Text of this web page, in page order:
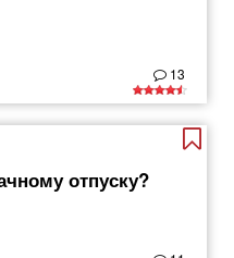
13
отпуску?